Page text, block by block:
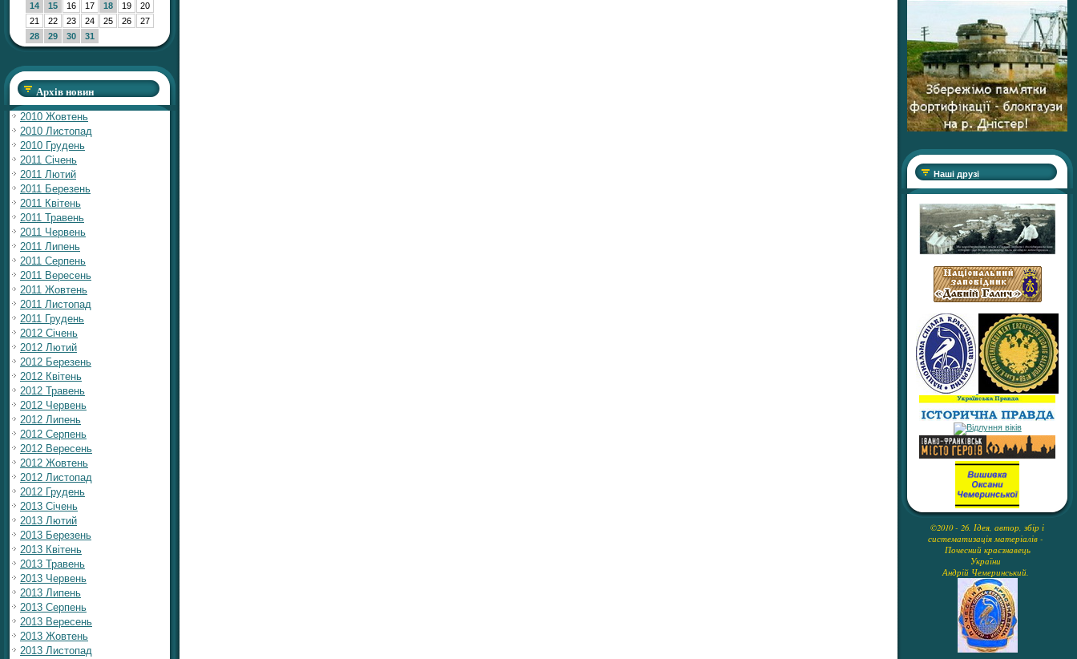
14
15 16 17 18 19
20
21
22 23 24 25 26
27
28
29 30 31
Архів новин
2010 Жовтень
2010 Листопад
2010 Грудень
2011 Січень
2011 Лютий
2011 Березень
2011 Квітень
2011 Травень
2011 Червень
2011 Липень
2011 Серпень
2011 Вересень
2011 Жовтень
2011 Листопад
2011 Грудень
2012 Січень
2012 Лютий
2012 Березень
2012 Квітень
2012 Травень
2012 Червень
2012 Липень
2012 Серпень
2012 Вересень
2012 Жовтень
2012 Листопад
2012 Грудень
2013 Січень
2013 Лютий
2013 Березень
2013 Квітень
2013 Травень
2013 Червень
2013 Липень
2013 Серпень
2013 Вересень
2013 Жовтень
2013 Листопад
Наші друзі
©2010 - 26. Ідея, автор, збір і
систематизація матеріалів -
Почесний краєзнавець
України
Андрій Чемеринський.